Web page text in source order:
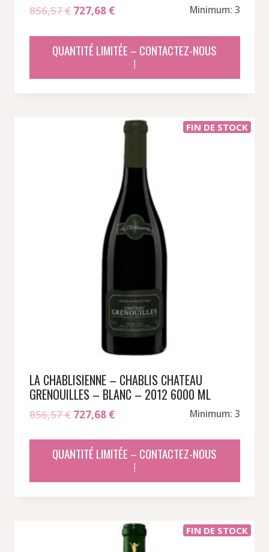
856,57€ Le
initial
était :
727,68 €Le
actuel
est :
Minimum: 3
QUANTITÉ LIMITÉE – CONTACTEZ-NOUS
!
FIN DE STOCK
LA CHABLISIENNE – CHABLIS CHATEAU
GRENOUILLES – BLANC – 2012 6000 ML
856,57€ Le
initial
était :
727,68 €Le
actuel
est :
Minimum: 3
QUANTITÉ LIMITÉE – CONTACTEZ-NOUS
!
FIN DE STOCK